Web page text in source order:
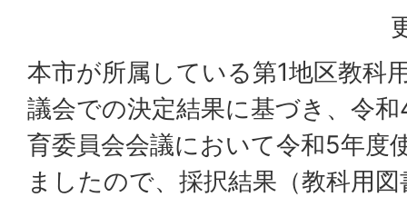
本市が所属している第1地区教科
議会での決定結果に基づき、令
育委員会会議において令和5年度
ましたので、採択結果（教科用